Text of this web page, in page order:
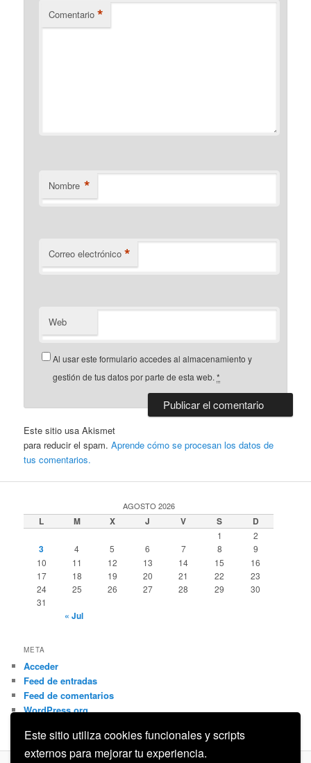
Este sitio utiliza cookies funcionales y scripts
externos para mejorar tu experiencia.
Comentario *
Nombre *
Correo electrónico *
Web
Al usar este formulario accedes al almacenamiento y
gestión de tus datos por parte de esta web.*
Este sitio usa Akismet
para reducir el spam.Aprende cómo se procesan los datos de
tus comentarios.
AGOSTO 2026
L M X J V S D
1 2
3 4 5 6 7 8
9
10
11 12 13 14 15
16
17
18 19 20 21 22
23
24
25 26 27 28 29
30
31
« Jul
META
Acceder
Feed de entradas
Feed de comentarios
WordPress.org